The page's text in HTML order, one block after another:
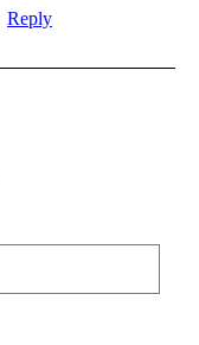
Reply